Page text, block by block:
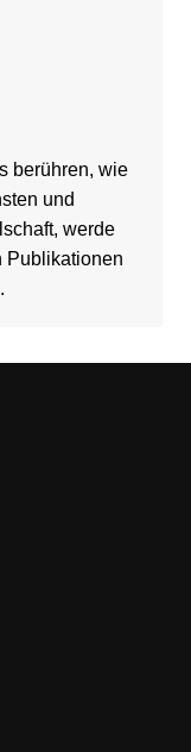
berühren, wie
und
werde
Publikationen